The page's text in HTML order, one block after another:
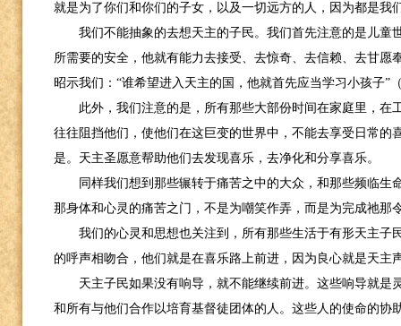
就是为了你们和你们的子女，以及一切远方的人，因为都是我
我们不能抽象的去想天主的子民。我们首先注意的是儿童
所需要的安全，他就有能力去接受、去惊奇、去信赖、去甘愿
昭示我们：“谁希望进入天主的国，他就首先应当学习小孩子”
此外，我们注意的是，所有那些大部份时间在家庭里，在
往往阻挡他们，使他们在这巨变的世界中，不能去享受日常的
是。天主圣愿意帮助他们去发现喜乐，去净化和分享喜乐。
同样我们想到那些辗转于痛苦之中的大众，和那些频临
那身体和心灵的痛苦之门，不是为嘲笑作弄，而是为完成祂那
我们的心灵和思想也关注到，所有那些生活于有形天主子
的呼声相吻合，他们就是在喜乐路上前进，因为良心就是天主
天主子民如果没有响导，就不能继续前进。这些响导就是
和所有与他们合作以培育基督徒团体的人。这些人的使命的协